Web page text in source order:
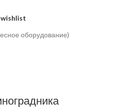
оборудование)